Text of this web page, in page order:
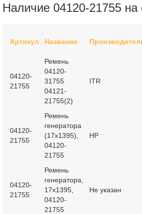
Наличие 04120-21755 на
Артикул Название
04120-
21755
Ремень
04120-
31755
04121-
21755(2)
ITR
04120-
21755
Ремень
генератора
(17x1395),
04120-
21755
HP
04120-
21755
Ремень
генератора,
17x1395,
04120-
21755
Не указан